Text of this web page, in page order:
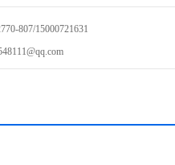
等组成。可应用于矿山、港口、垃圾处
子汽车衡的基础上，加装硬件和软件实
807/15000721631